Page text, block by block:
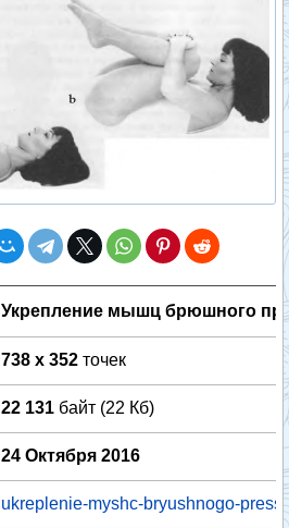
Укрепление мышц брюшного
738 x 352 точек
22 131 байт (22 Кб)
24 Октября 2016
ukreplenie-myshc-bryushnogo-